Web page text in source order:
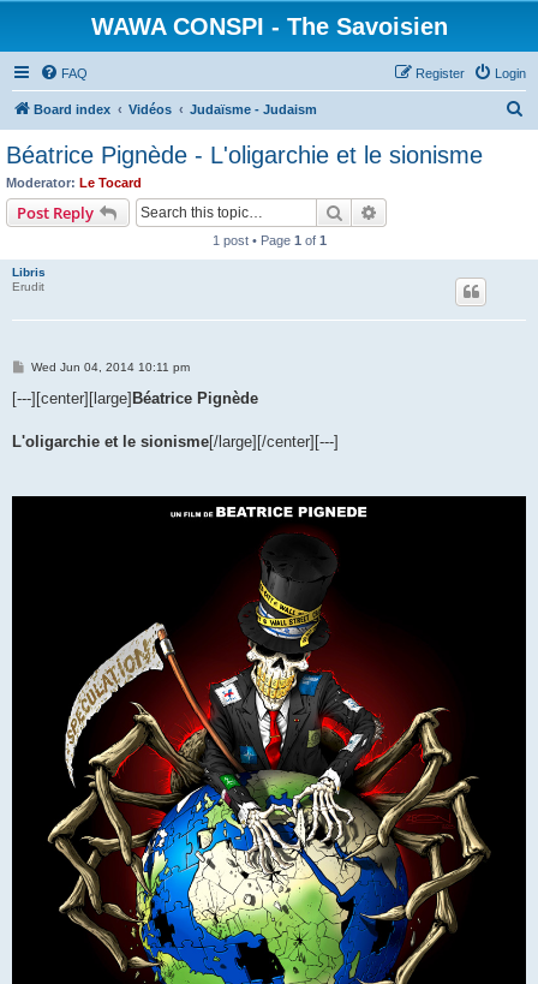
WAWA CONSPI - The Savoisien
FAQ Login
Register
Board index Vidéos Judaïsme - Judaism
Béatrice Pignède - L'oligarchie et le sionisme
Moderator: Le Tocard
Post Reply Search
1 post • Page 1 of 1
Libris
Erudit
P
s
Wed Jun 04, 2014 10:11 pm
[---][center][large]Béatrice Pignède
L'oligarchie et le sionisme[/large][/center][---]